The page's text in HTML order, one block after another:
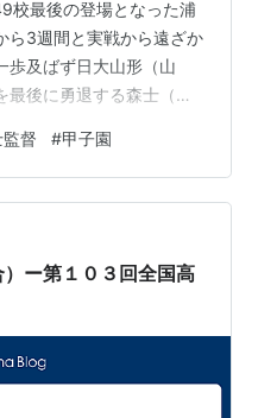
校最後の登場となった浦
ら3週間と実戦から遠ざか
歩及ばず日大山形（山
後に勇退する森士（も
で2死満塁、打席には4
は整った。だが、日大山
た142キロ直球に詰ま
イレンが球場に響き渡っ
に就任。2013年の選抜
督 #甲子園
ー第１０３回全国高